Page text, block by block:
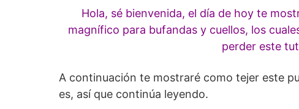
Hola, sé bienvenida, el día de hoy te
magnífico para bufandas y cuellos, los
perder este
A continuación te mostraré como tejer este
es, así que continúa leyendo.